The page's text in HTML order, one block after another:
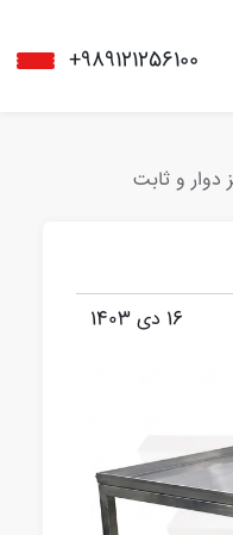
+989121256100
دوار و ثابت
16 دی 1403